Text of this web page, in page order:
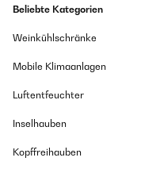
Beliebte Kategorien
Weinkühlschränke
Mobile Klimaanlagen
Luftentfeuchter
Inselhauben
Kopffreihauben